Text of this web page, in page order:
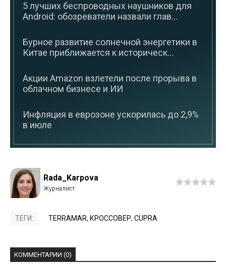
5 лучших беспроводных наушников для
Android: обозреватели назвали глав...
Бурное развитие солнечной энергетики в
Китае приближается к историческ...
Акции Amazon взлетели после прорыва в
облачном бизнесе и ИИ
Инфляция в еврозоне ускорилась до 2,9%
в июле
Rada_Karpova
ТЕГИ: TERRAMAR, КРОССОВЕР, CUPRA
КОММЕНТАРИИ (0)